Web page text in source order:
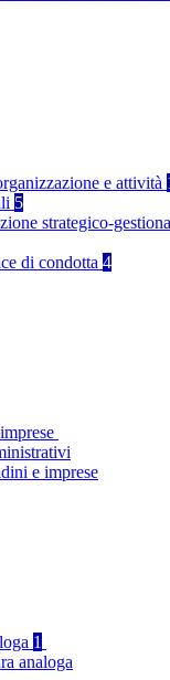
e attività
5
strategico-
di condotta 4
e imprese
1
analoga